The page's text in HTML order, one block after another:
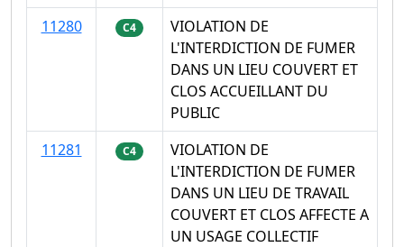
11280
C4
VIOLATION DE
L'INTERDICTION DE FUMER
DANS UN LIEU COUVERT ET
CLOS ACCUEILLANT DU
PUBLIC
11281
C4
VIOLATION DE
L'INTERDICTION DE FUMER
DANS UN LIEU DE TRAVAIL
COUVERT ET CLOS AFFECTE A
UN USAGE COLLECTIF